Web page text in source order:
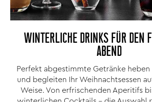
WINTERLICHE DRINKS FÜR DEN
ABEND
Perfekt abgestimmte Getränke
und begleiten Ihr Weihnachtsessen
Weise. Von erfrischenden Aperitifs